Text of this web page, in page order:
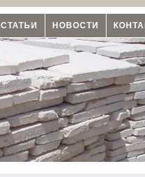
СТАТЬИ НОВОСТИ